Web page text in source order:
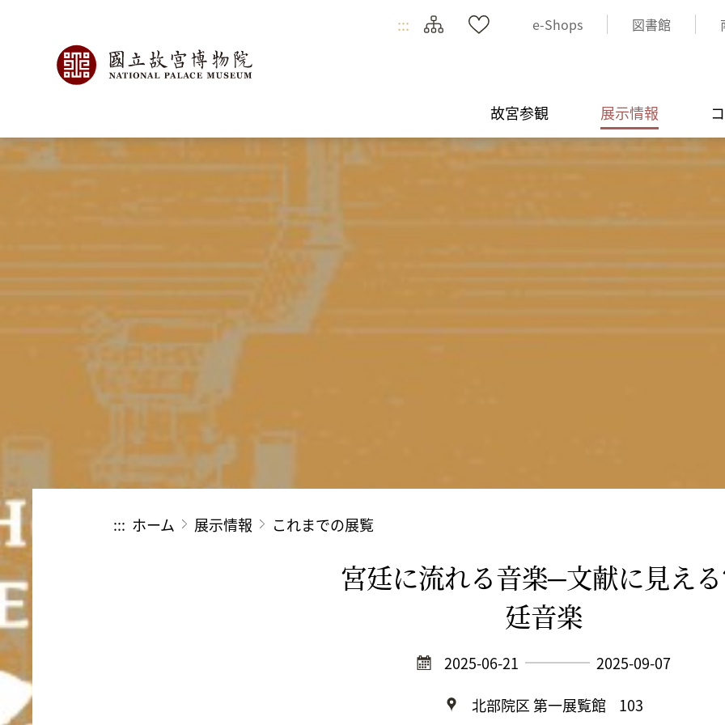
::: e-Shops 図書館
故宮参観 展示情報
::: ホーム 展示情報 これまでの展覧
宮廷に流れる音楽─文献に見え
廷音楽
2025-06-21
2025-09-07
北部院区 第一展覧館
103